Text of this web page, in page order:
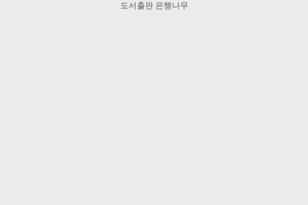
도서출판 은행나무